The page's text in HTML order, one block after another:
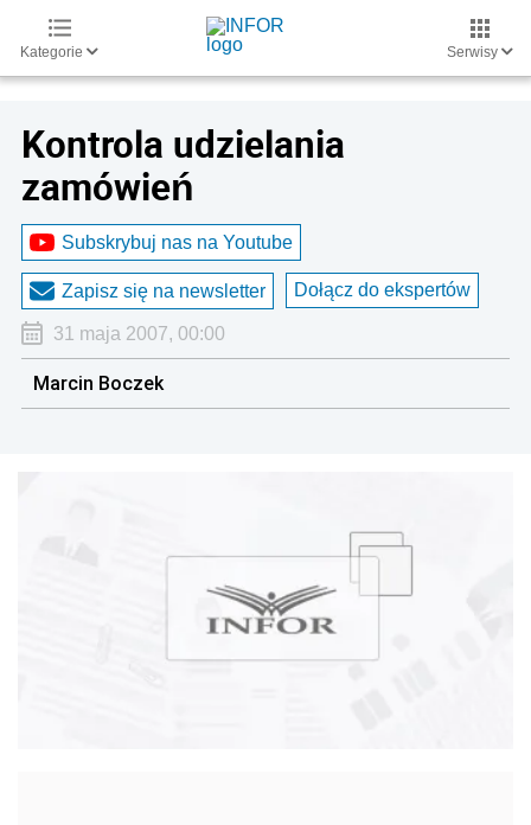
Kategorie Serwisy
Kontrola udzielania
zamówień
Subskrybuj nas na Youtube
Zapisz się na newsletter Dołącz do ekspertów
31 maja 2007, 00:00
Marcin Boczek